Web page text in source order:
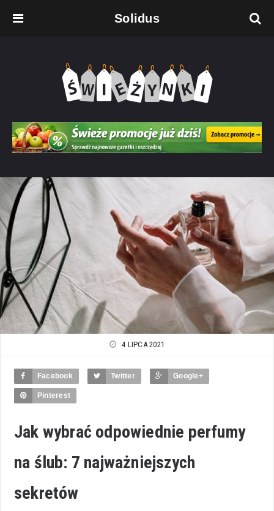
Solidus
4 LIPCA 2021
Facebook Twitter Google+
Pinterest
Jak wybrać odpowiednie perfumy
na ślub: 7 najważniejszych
sekretów